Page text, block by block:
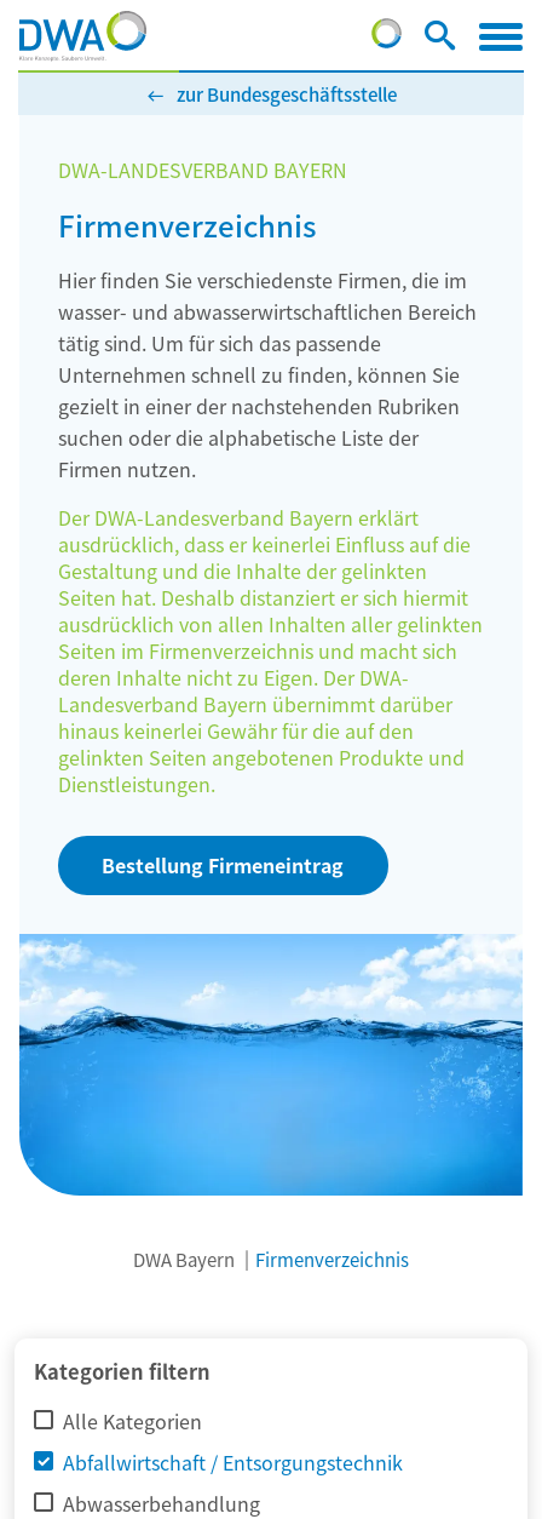
zur Bundesgeschäftsstelle
DWA-LANDESVERBAND BAYERN
Firmenverzeichnis
Hier finden Sie verschiedenste Firmen, die im
wasser- und abwasserwirtschaftlichen Bereich
tätig sind. Um für sich das passende
Unternehmen schnell zu finden, können Sie
gezielt in einer der nachstehenden Rubriken
suchen oder die alphabetische Liste der
Firmen nutzen.
Der DWA-Landesverband Bayern erklärt
ausdrücklich, dass er keinerlei Einfluss auf die
Gestaltung und die Inhalte der gelinkten
Seiten hat. Deshalb distanziert er sich hiermit
ausdrücklich von allen Inhalten aller gelinkten
Seiten im Firmenverzeichnis und macht sich
deren Inhalte nicht zu Eigen. Der DWA-
Landesverband Bayern übernimmt darüber
hinaus keinerlei Gewähr für die auf den
gelinkten Seiten angebotenen Produkte und
Dienstleistungen.
Bestellung Firmeneintrag
DWA Bayern Firmenverzeichnis
Kategorien filtern
Alle Kategorien
Abfallwirtschaft / Entsorgungstechnik
Abwasserbehandlung